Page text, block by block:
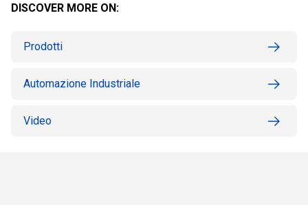
DISCOVER MORE ON:
Prodotti
Automazione Industriale
Video